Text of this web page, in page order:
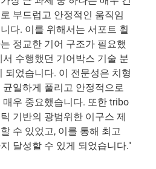
부드럽고 안정적인 움직임
다. 이를 위해서는 서포트 휠
정교한 기어 구조가 필요했
수행했던 기어박스 기술 분
되었습니다. 이 전문성은 치형
일하게 풀리고 안정적으로
우 중요했습니다. 또한 tribo
기반의 광범위한 이구스 제
수 있었고, 이를 통해 최고
달성할 수 있게 되었습니다."